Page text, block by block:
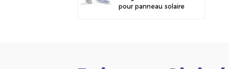
pour panneau solaire